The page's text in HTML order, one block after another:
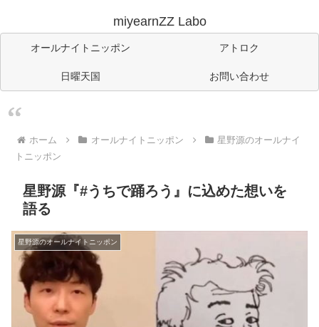
miyearnZZ Labo
オールナイトニッポン アトロク
日曜天国 お問い合わせ
ホーム オールナイトニッポン
星野源のオールナイ
トニッポン
星野源『#うちで踊ろう』に込めた想いを
語る
星野源のオールナイトニッポン